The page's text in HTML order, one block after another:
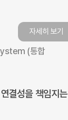
(통합
결성을 책임지는
자세히 보기